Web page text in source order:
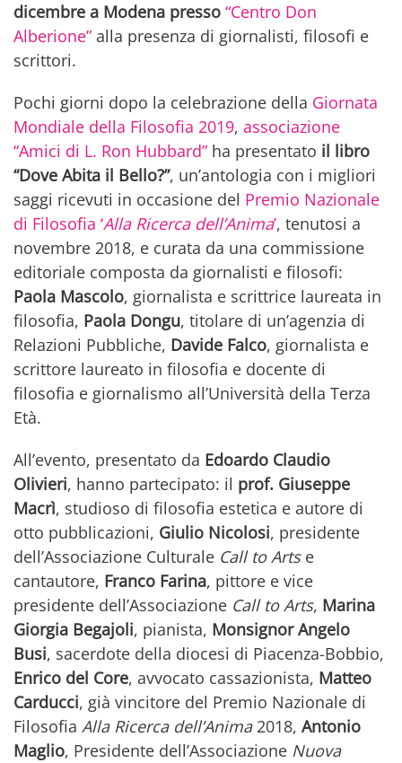
dicembre a Modena presso “Centro Don
Alberione” alla presenza di giornalisti, filosofi e
scrittori.
Pochi giorni dopo la celebrazione della Giornata
Mondiale della Filosofia 2019, associazione
“Amici di L. Ron Hubbard” ha presentato il libro
“Dove Abita il Bello?”, un’antologia con i migliori
saggi ricevuti in occasione del Premio Nazionale
di Filosofia ‘Alla Ricerca dell’Anima’, tenutosi a
novembre 2018, e curata da una commissione
editoriale composta da giornalisti e filosofi:
Paola Mascolo, giornalista e scrittrice laureata in
filosofia, Paola Dongu, titolare di un’agenzia di
Relazioni Pubbliche, Davide Falco, giornalista e
scrittore laureato in filosofia e docente di
filosofia e giornalismo all’Università della Terza
Età.
All’evento, presentato da Edoardo Claudio
Olivieri, hanno partecipato: il prof. Giuseppe
Macrì, studioso di filosofia estetica e autore di
otto pubblicazioni, Giulio Nicolosi, presidente
dell’Associazione Culturale Call to Artse
cantautore, Franco Farina, pittore e vice
presidente dell’Associazione Call to Arts, Marina
Giorgia Begajoli, pianista, Monsignor Angelo
Busi, sacerdote della diocesi di Piacenza-Bobbio,
Enrico del Core, avvocato cassazionista, Matteo
Carducci, già vincitore del Premio Nazionale di
Filosofia Alla Ricerca dell’Anima2018, Antonio
Maglio, Presidente dell’Associazione Nuova